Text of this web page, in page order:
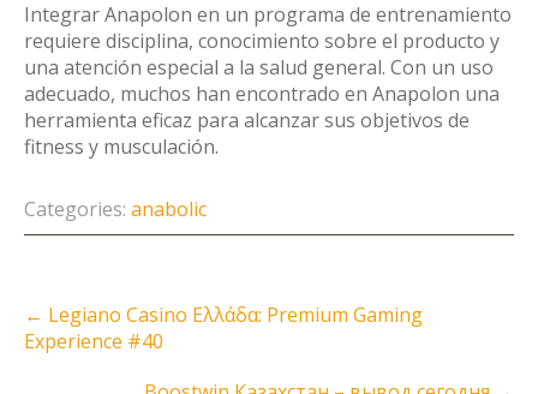
Integrar Anapolon en un programa de entrenamiento
requiere disciplina, conocimiento sobre el producto y
una atención especial a la salud general. Con un uso
adecuado, muchos han encontrado en Anapolon una
herramienta eficaz para alcanzar sus objetivos de
fitness y musculación.
Categories: anabolic
navigation
← Legiano Casino Ελλάδα: Premium Gaming
Experience #40